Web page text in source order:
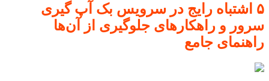
۵ اشتباه رایج در سرویس بک آپ گیری
سرور و راهکارهای جلوگیری از آن‌ها
راهنمای جامع